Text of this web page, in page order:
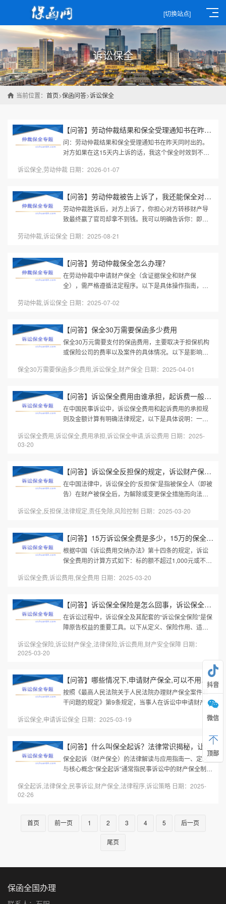
[切换站点]
诉讼保全
当前位置： 首页>保函问答>诉讼保全
【问答】劳动仲裁结果和保全受理通知书在昨天同时出的。对方如果...
问：劳动仲裁结果和保全受理通知书在昨天同时出的。
对方如果在这15天内上诉的话，我这个保全时效到不到
会延续到接下来的诉讼阶段，...
诉讼保全,劳动仲裁 日期：2026-01-07
【问答】劳动仲裁被告上诉了，我还能保全对方么？
劳动仲裁胜诉后，对方上诉了，你担心对方转移财产导
致最终赢了官司却拿不到钱。我可以明确告诉你：即使
常重要的法律手段，可以有效...
劳动仲裁,诉讼保全 日期：2025-08-21
【问答】劳动仲裁保全怎么办理？
在劳动仲裁中申请财产保全（含证据保全和财产保
全），需严格遵循法定程序。以下是具体操作指南，依
明用人单位存在转移、隐匿财产的...
劳动仲裁,诉讼保全 日期：2025-07-02
【问答】保全30万需要保函多少费用
保全30万元需要支付的保函费用，主要取决于担保机构
或保险公司的费率以及案件的具体情况。以下是影响费
财产保全保函：常见于诉讼保...
保全30万需要保函多少费用,诉讼保全,财产保全 日期：2025-04-01
【问答】诉讼保全费用由谁承担，起诉费一般要多少钱
在中国民事诉讼中，诉讼保全费用和起诉费用的承担规
则及金额计算有明确法律规定，以下是具体说明：一、
全费用（即保全申请费）由申...
诉讼保全费用,诉讼保全,费用承担,诉讼保全申请,诉讼费用 日期：2025-
03-20
【问答】诉讼保全反担保的规定，诉讼财产保全反担保的法律依据
在中国法律中，诉讼保全的“反担保”是指被保全人（即被
告）在财产被保全后，为解除或变更保全措施而向法院
保全导致被保全人遭受不...
诉讼保全,反担保,法律规定,责任免除,风险控制 日期：2025-03-20
【问答】15万诉讼保全费是多少，15万的保全费是多少，法院怎么收
根据中国《诉讼费用交纳办法》第十四条的规定，诉讼
保全费用的计算方式如下：标的额不超过1,000元或不涉
的部分，按1%交纳。超过10万...
诉讼保全费,诉讼费用,保全费用 日期：2025-03-20
【问答】诉讼保全保险是怎么回事，诉讼保全什么意思需要买保险吗
在诉讼过程中，诉讼保全及其配套的“诉讼保全保险”是保
障原告权益的重要工具。以下从定义、保险作用、适用
诉讼保全的基本概念1. 什...
诉讼保全保险,诉讼财产保全,法律保险,诉讼费用,财产安全保障 日期：
2025-03-20
【问答】哪些情况下,申请财产保全,可以不用提交担保?
按照《最高人民法院关于人民法院办理财产保全案件若
干问题的规定》第9条规定，当事人在诉讼中申请财产保
保： （一）追索赡养费、扶养...
诉讼保全,申请诉讼保全 日期：2025-03-19
保全起诉（财产保全）的法律解读与应用指南一、定义
与核心概念“保全起诉”通常指民事诉讼中的财产保全制
结等强制措施，防止其在诉...
保全起诉,法律保全,民事诉讼,财产保全,法律程序,诉讼策略 日期：2025-
02-26
首页 前一页 1 2 3 4 5 后一页
尾页
保函全国办理
抖音
微信
顶部